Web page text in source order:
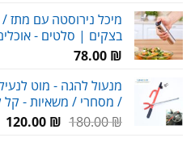
עד
מיכל נירוסטה עם מתז
בצקים | סלטים -
78.00 ₪
מנעול להגה - מוט
/ מסחרי / משאיות - קל
180.00₪
המחיר120.00 ₪